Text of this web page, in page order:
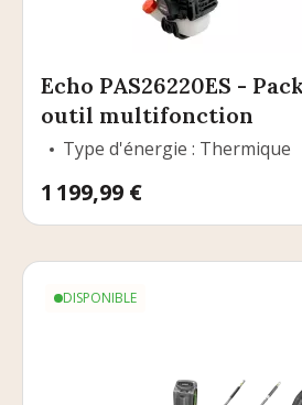
Echo PAS26220ES -
outil multifonction
Type d'énergie : Thermique
Prix
1 199,99 €
DISPONIBLE